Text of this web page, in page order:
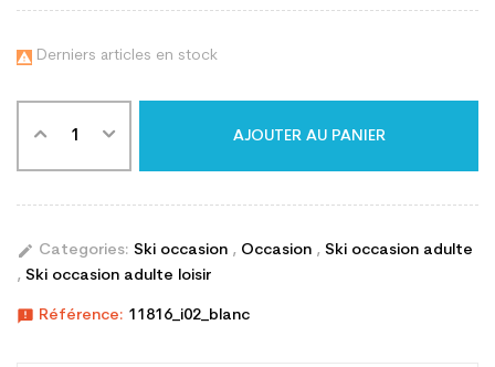
 Derniers articles en stock
AJOUTER AU PANIER
edit Categories: Ski occasion , Occasion , Ski occasion adulte
, Ski occasion adulte loisir
announcement Référence: 11816_i02_blanc